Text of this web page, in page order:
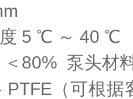
5 ℃ ～ 40 ℃
80% 泵头材
PTFE（可根据